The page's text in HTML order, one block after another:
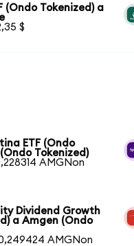
(Ondo Tokenized) a
$
ETF (Ondo
Tokenized)
AMGNon
Dividend Growth
a Amgen (Ondo
AMGNon